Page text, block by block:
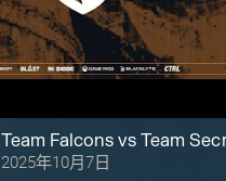
Team Falcons vsTeam
2025年10月7日